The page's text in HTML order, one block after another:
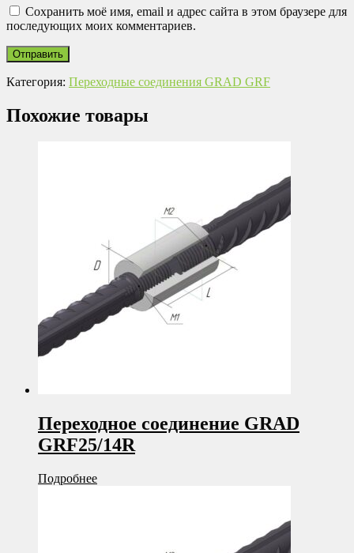
Сохранить моё имя, email и адрес сайта в этом браузере для
последующих моих комментариев.
Категория: Переходные соединения GRAD GRF
Похожие товары
Переходное соединение GRAD
GRF25/14R
Подробнее